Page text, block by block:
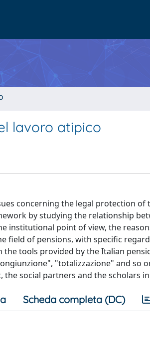
lavoro atipico
concerning the legal protection
by studying the relationship
institutional point of view, the
field of pensions, with specific
tools provided by the Italian
"totalizzazione" and so
social partners and the scholars
Scheda completa (DC)